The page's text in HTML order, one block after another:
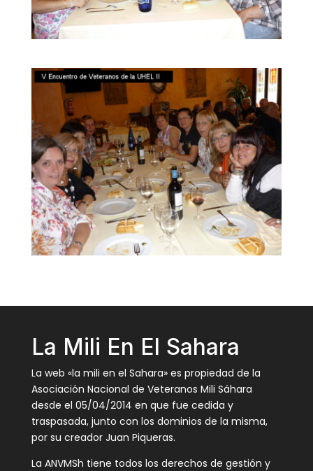
La Mili En El Sahara
La web «la mili en el Sahara» es propiedad de la
Asociación Nacional de Veteranos Mili Sáhara
desde el 05/04/2014 en que fue cedida y
traspasada, junto con los dominios de la misma,
por su creador Juan Piqueras.
La ANVMSh tiene todos los derechos de gestión y